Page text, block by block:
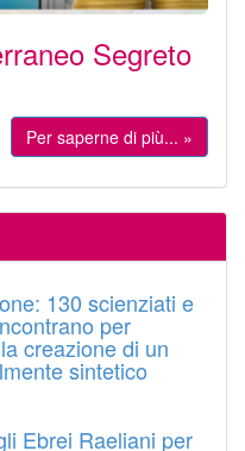
Segreto
Per saperne di più... »
130 scienziati e
per
creazione di un
sintetico
Ebrei Raeliani per